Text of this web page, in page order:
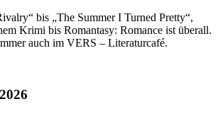
bis „The Summer I Turned Pretty“,
Krimi bis Romantasy: Romance ist überall.
auch im VERS – Literaturcafé.